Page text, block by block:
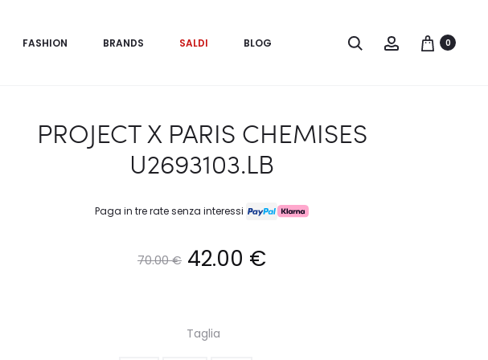
FASHION BRANDS SALDI BLOG Search Account0
PROJECT X PARIS CHEMISES
U2693103.LB
Paga in tre rate senza interessi
70.00€ Il
originale
42.00 €
Taglia